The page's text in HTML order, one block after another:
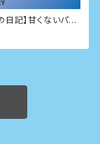
日記】甘くないパリ
秋-2000春